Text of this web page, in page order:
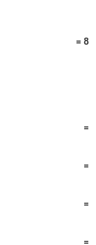
= 8
=
5 =